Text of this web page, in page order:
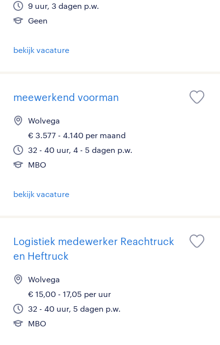
9 uur, 3 dagen p.w.
Geen
bekijk vacature
meewerkend voorman
Wolvega
€ 3.577 - 4.140 per maand
32 - 40 uur, 4 - 5 dagen p.w.
MBO
bekijk vacature
Logistiek medewerker Reachtruck
en Heftruck
Wolvega
€ 15,00 - 17,05 per uur
32 - 40 uur, 5 dagen p.w.
MBO